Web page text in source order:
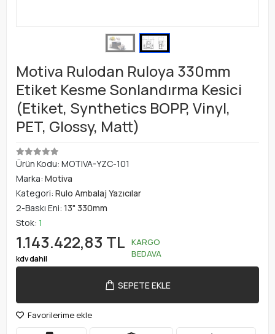
Motiva Rulodan Ruloya 330mm
Etiket Kesme Sonlandırma Kesici
(Etiket, Synthetics BOPP, Vinyl,
PET, Glossy, Matt)
Ürün Kodu: MOTIVA-YZC-101
Marka: Motiva
Kategori: Rulo Ambalaj Yazıcılar
2-Baskı Eni: 13" 330mm
Stok: 1
1.143.422,83 TL
kdv dahil
KARGO
BEDAVA
SEPETE EKLE
Favorilerime ekle